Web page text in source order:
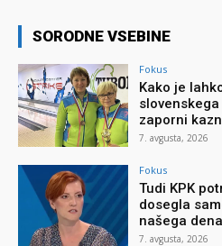
SORODNE VSEBINE
Fokus
Kako je
zaporni
7. avgusta, 2026
Fokus
Tudi KPK
dosegla
našega
7. avgusta, 2026